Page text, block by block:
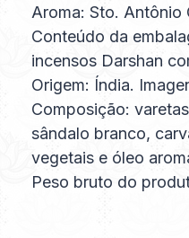
Aroma: Sto. Antônio
Conteúdo da
incensos Darshan
Origem: Índia.
Composição:
sândalo branco,
vegetais e óleo
Peso bruto do